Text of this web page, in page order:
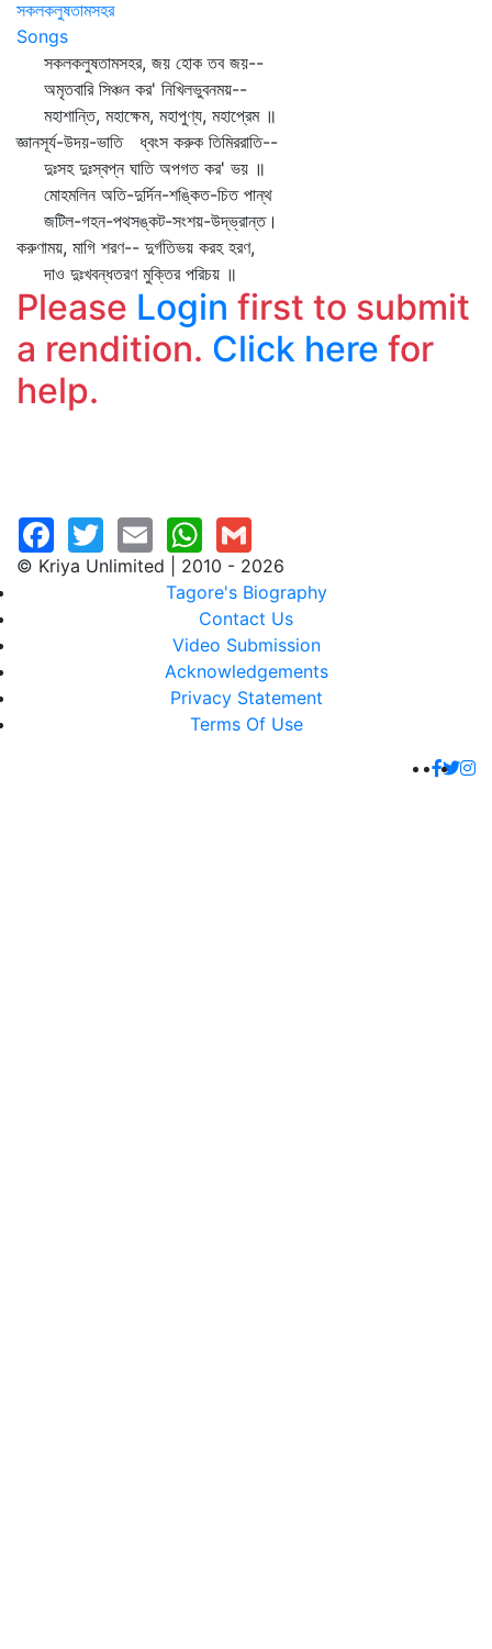
সকলকলুষতামসহর
Songs
সকলকলুষতামসহর, জয় হোক তব জয়--
অমৃতবারি সিঞ্চন কর' নিখিলভুবনময়--
মহাশান্তি, মহাক্ষেম, মহাপুণ্য, মহাপ্রেম ॥
জ্ঞানসূর্য-উদয়-ভাতি ধ্বংস করুক তিমিররাতি--
দুঃসহ দুঃস্বপ্ন ঘাতি অপগত কর' ভয় ॥
মোহমলিন অতি-দুর্দিন-শঙ্কিত-চিত পান্থ
জটিল-গহন-পথসঙ্কট-সংশয়-উদ্‌ভ্রান্ত।
করুণাময়, মাগি শরণ-- দুর্গতিভয় করহ হরণ,
দাও দুঃখবন্ধতরণ মুক্তির পরিচয় ॥
Please Login first to submit
a rendition. Click here for
help.
© Kriya Unlimited | 2010 - 2026
Tagore's Biography
Contact Us
Video Submission
Acknowledgements
Privacy Statement
Terms Of Use